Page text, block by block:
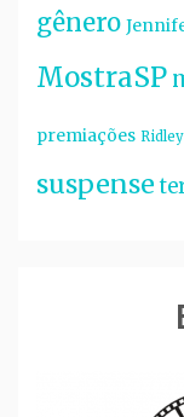
gênero
MostraSP
premiações
suspense